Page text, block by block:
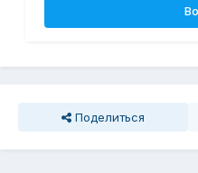
Поделиться